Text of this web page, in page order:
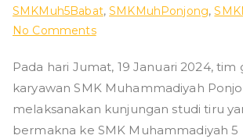
SMKMuh5Babat,SMKMuhPonjong,
No Commentson
Tiru
SMK
Muhammadiyah
Ponjong
Pada hari Jumat, 19 Januari 2024, tim
karyawan SMK Muhammadiyah
melaksanakan kunjungan studi tiru
bermakna ke SMK Muhammadiyah 5